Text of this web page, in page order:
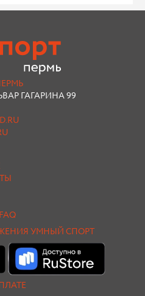
ГАГАРИНА 99
УМНЫЙ СПОРТ